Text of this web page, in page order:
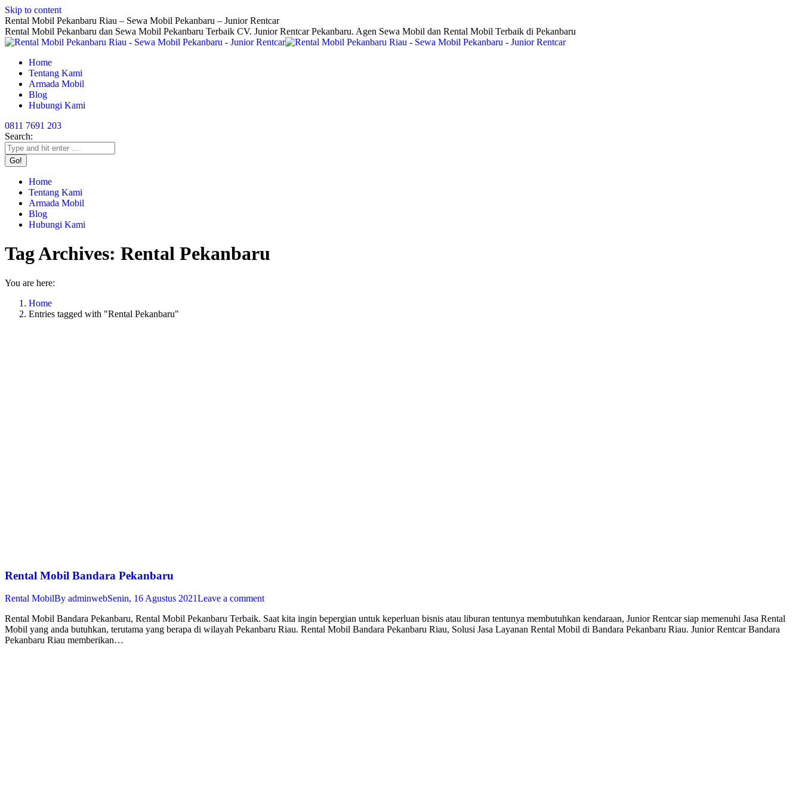
Skip to content
Rental Mobil Pekanbaru Riau – Sewa Mobil Pekanbaru – Junior Rentcar
Rental Mobil Pekanbaru dan Sewa Mobil Pekanbaru Terbaik CV. Junior Rentcar Pekanbaru. Agen Sewa Mobil dan Rental Mobil Terbaik di Pekanbaru
Home
Tentang Kami
Armada Mobil
Blog
Hubungi Kami
0811 7691 203
Search:
Home
Tentang Kami
Armada Mobil
Blog
Hubungi Kami
Tag Archives: Rental Pekanbaru
You are here:
Home
Entries tagged with "Rental Pekanbaru"
Rental Mobil Bandara Pekanbaru
Rental MobilBy adminwebSenin, 16 Agustus 2021Leave a comment
Rental Mobil Bandara Pekanbaru, Rental Mobil Pekanbaru Terbaik. Saat kita ingin bepergian untuk keperluan bisnis atau liburan tentunya membutuhkan kendaraan, Junior Rentcar siap memenuhi Jasa Rental
Mobil yang anda butuhkan, terutama yang berapa di wilayah Pekanbaru Riau. Rental Mobil Bandara Pekanbaru Riau, Solusi Jasa Layanan Rental Mobil di Bandara Pekanbaru Riau. Junior Rentcar Bandara
Pekanbaru Riau memberikan…